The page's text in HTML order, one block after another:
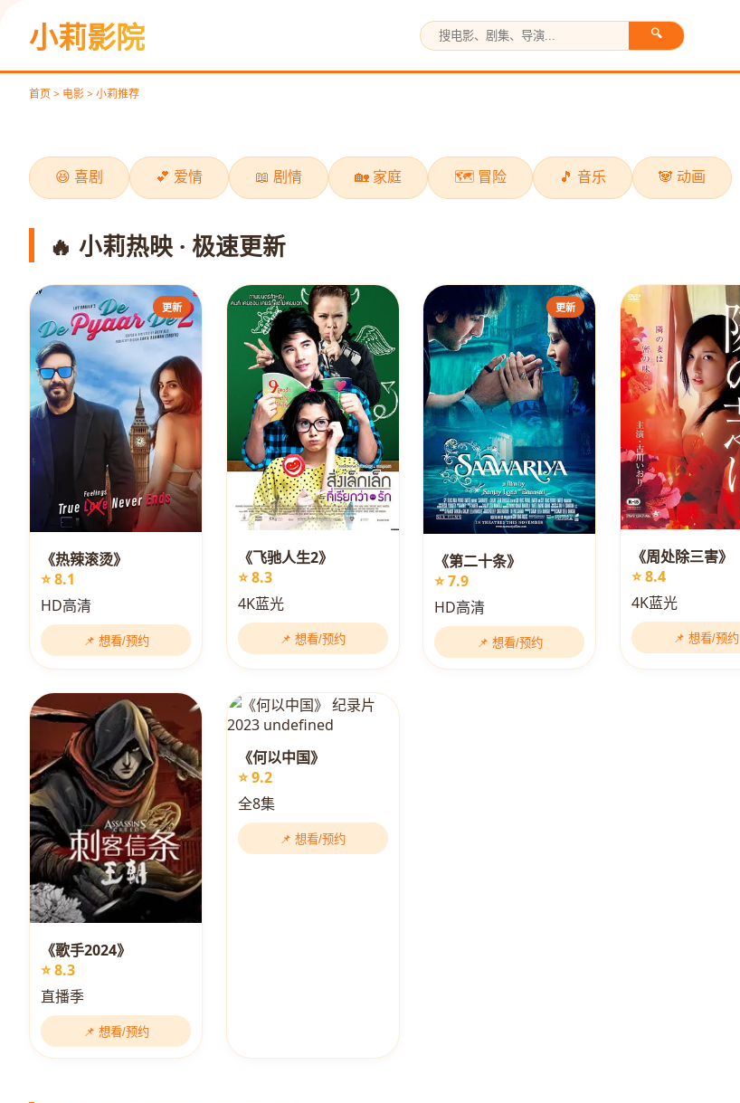
小莉影院 🔍
首页 > 电影 > 小莉推荐
《飞驰人生2》
极速欢笑
立即观看
😆 喜剧 💕 爱情 📖 剧情 🏡 家庭 🗺️ 冒险 🎵 音乐 🐼 动画
🔥 小莉热映 · 极速更新
更新
《热辣滚烫》
⭐ 8.1
HD高清
📌 想看/预约
《飞驰人生2》
⭐ 8.3
4K蓝光
📌 想看/预约
更新
《第二十条》
⭐ 7.9
HD高清
📌 想看/预约
《周处除三害》
⭐ 8.4
4K蓝光
📌 想看/预约
《歌手2024》
⭐ 8.3
直播季
📌 想看/预约
《何以中国》
⭐ 9.2
全8集
📌 想看/预约